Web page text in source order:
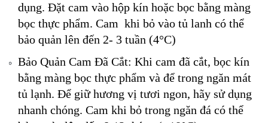
dụng. Đặt cam vào hộp kín hoặc bọc bằng màng
bọc thực phẩm. Cam khi bỏ vào tủ lanh có thể
bảo quản lên đến 2- 3 tuần (4°C)
Bảo Quản Cam Đã Cắt: Khi cam đã cắt, bọc kín
bằng màng bọc thực phẩm và để trong ngăn mát
tủ lạnh. Để giữ hương vị tươi ngon, hãy sử dụng
nhanh chóng. Cam khi bỏ trong ngăn đá có thể